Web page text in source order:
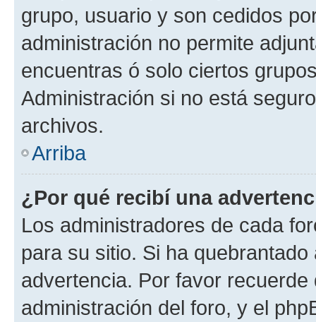
grupo, usuario y son cedidos
administración no permite
encuentras ó solo ciertos
Administración si no está
archivos.
Arriba
¿Por qué recibí una
Los administradores de cada
para su sitio. Si ha
advertencia. Por favor
administración del foro, y el